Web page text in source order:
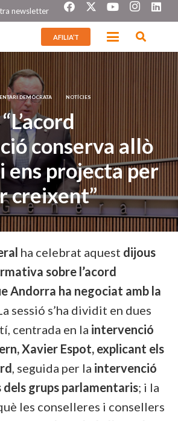
newsletter
AFILIA’T
DEMÒCRATA NOTÍCIES
conserva allò
ens projecta per
creixent”
ha celebrat aquest dijous
sobre l’acord
Andorra ha negociat amb la
sessió s’ha dividit en dues
centrada en la intervenció
Xavier Espot, explicant els
, seguida per la intervenció
dels grups parlamentaris; i la
les conselleres i consellers